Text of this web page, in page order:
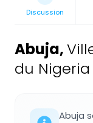
Discussion
Abuja,
du Nigeria
Abuja